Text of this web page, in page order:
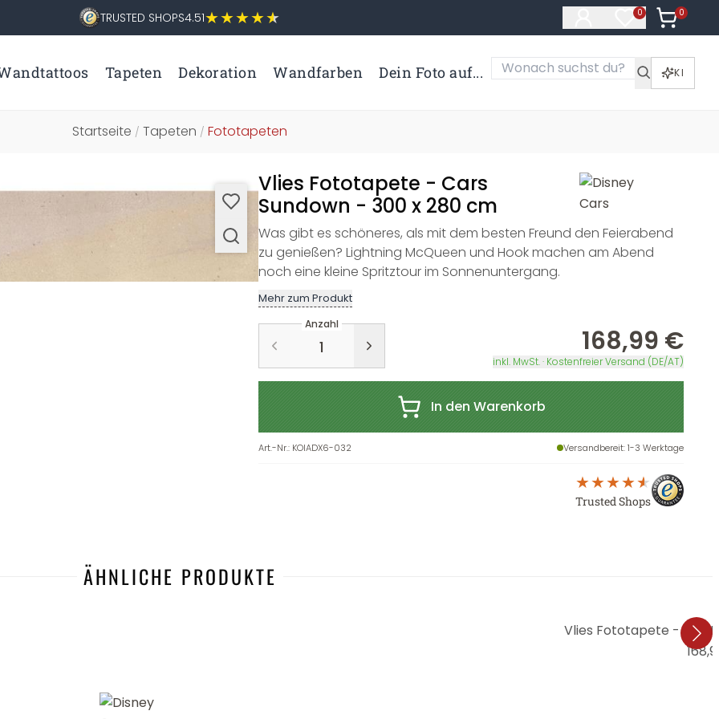
TRUSTED SHOPS4.51 0
Artikel im
0
Artikel
Tapeten Dekoration Wandfarben Dein Foto auf... KI
Startseite / Tapeten / Fototapeten
Vlies Fototapete - Cars
Sundown - 300 x 280 cm
Was gibt es schöneres, als mit dem besten Freund den Feierabend
zu genießen? Lightning McQueen und Hook machen am Abend
noch eine kleine Spritztour im Sonnenuntergang.
Mehr zum Produkt
Anzahl
168,99 €
inkl. MwSt. · Kostenfreier Versand (DE/AT)
In den Warenkorb
Art.-Nr.: KOIADX6-032 Versandbereit: 1-3 Werktage
Trusted Shops
ÄHNLICHE PRODUKTE
Vlies Fototapete - Lion